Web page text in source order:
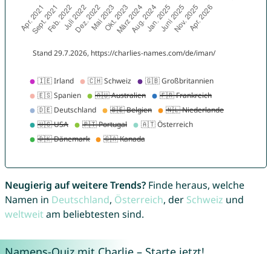
Neugierig auf weitere Trends?Finde heraus, welche
Namen in Deutschland, Österreich, der Schweiz und
weltweitam beliebtesten sind.